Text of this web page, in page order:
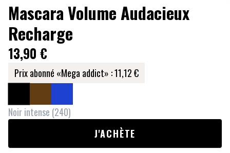
Mascara Volume Audacieux
Recharge
13,90 €
Prix abonné «Mega addict» :11,12 €
Noir intense (240)
J'ACHÈTE